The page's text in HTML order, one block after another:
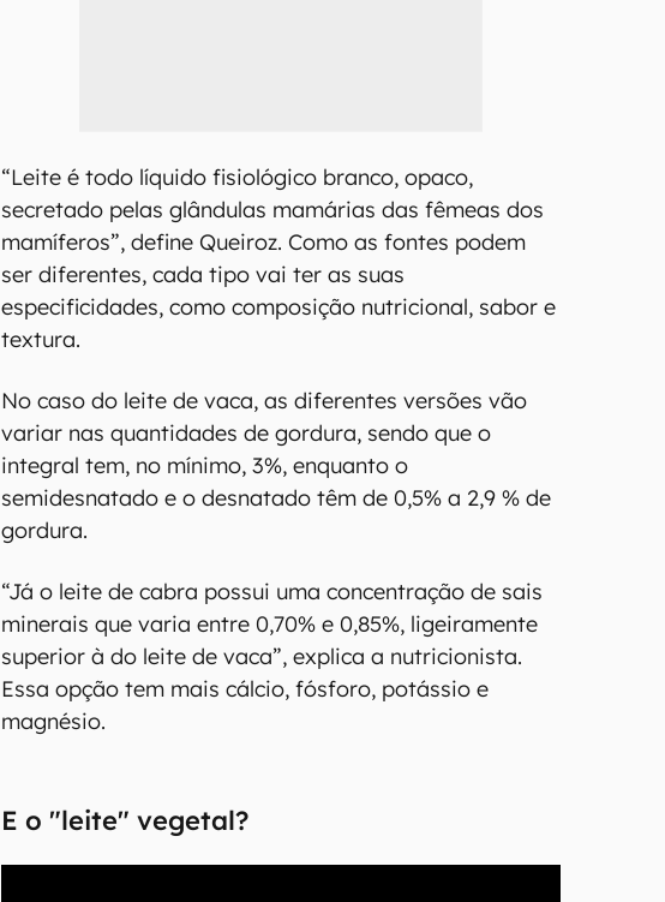
“Leite é todo líquido fisiológico branco, opaco,
secretado pelas glândulas mamárias das fêmeas dos
mamíferos”, define Queiroz. Como as fontes podem
ser diferentes, cada tipo vai ter as suas
especificidades, como composição nutricional, sabor e
textura.
No caso do leite de vaca, as diferentes versões vão
variar nas quantidades de gordura, sendo que o
integral tem, no mínimo, 3%, enquanto o
semidesnatado e o desnatado têm de 0,5% a 2,9 % de
gordura.
“Já o leite de cabra possui uma concentração de sais
minerais que varia entre 0,70% e 0,85%, ligeiramente
superior à do leite de vaca”, explica a nutricionista.
Essa opção tem mais cálcio, fósforo, potássio e
magnésio.
E o "leite" vegetal?